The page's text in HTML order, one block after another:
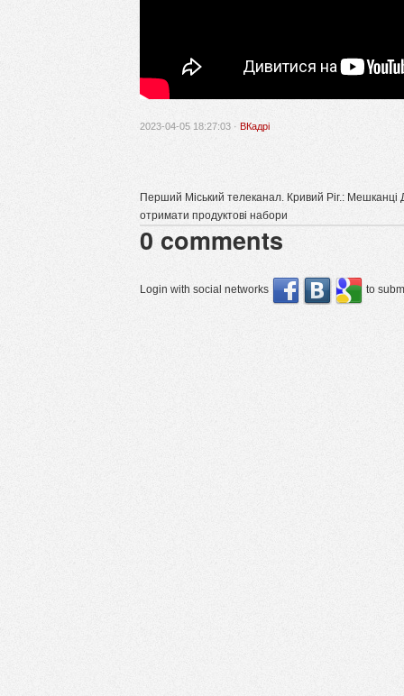
2023-04-05 18:27:03 · ВКадрі
Перший Міський телеканал. Кривий Ріг.: Мешканці
отримати продуктові набори
0 comments
Login with social networks to